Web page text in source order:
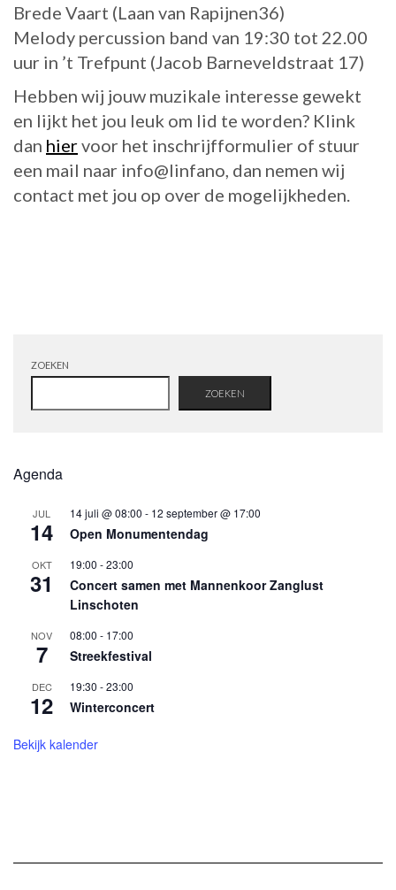
Brede Vaart (Laan van Rapijnen36)
Melody percussion band van 19:30 tot 22.00
uur in ’t Trefpunt (Jacob Barneveldstraat 17)
Hebben wij jouw muzikale interesse gewekt
en lijkt het jou leuk om lid te worden? Klink
dan hiervoor het inschrijfformulier of stuur
een mail naar info@linfano, dan nemen wij
contact met jou op over de mogelijkheden.
ZOEKEN
ZOEKEN
Agenda
JUL
14
14 juli @ 08:00 - 12 september @ 17:00
Open Monumentendag
OKT
31
19:00 -23:00
Concert samen met Mannenkoor Zanglust
Linschoten
NOV
7
08:00 - 17:00
Streekfestival
DEC
12
19:30 -23:00
Winterconcert
Bekijk kalender